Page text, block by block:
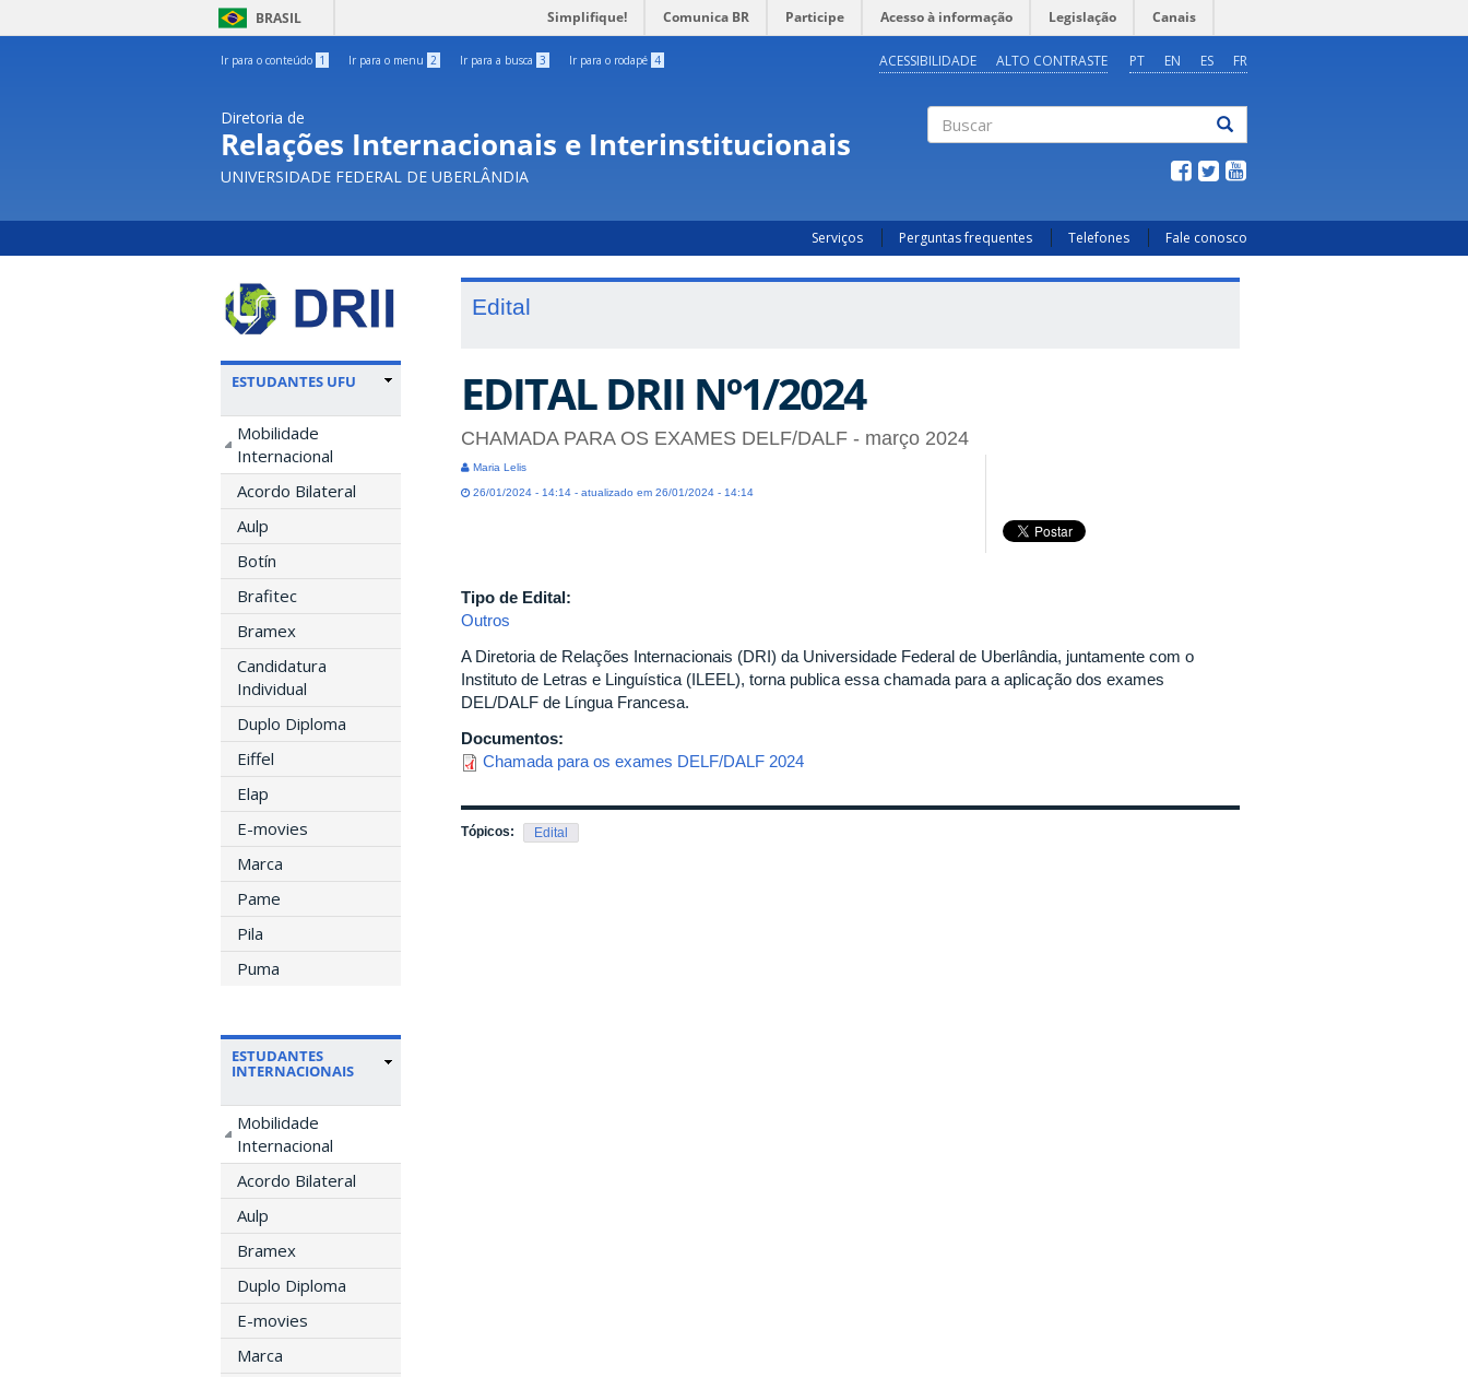
BRASIL Simplifique! Comunica BR Participe Acesso à informação Legislação Canais
Ir para o conteúdo 1 Ir para o menu 2 Ir para a busca 3 Ir para o rodapé 4 PT EN ES FR
ACESSIBILIDADE ALTO CONTRASTE
Diretoria de
Relações Internacionais e Interinstitucionais
UNIVERSIDADE FEDERAL DE UBERLÂNDIA
Serviços Perguntas frequentes Telefones Fale conosco
ESTUDANTES UFU
Mobilidade
Internacional
Acordo Bilateral
Aulp
Botín
Brafitec
Bramex
Candidatura
Individual
Duplo Diploma
Eiffel
Elap
E-movies
Marca
Pame
Pila
Puma
ESTUDANTES
INTERNACIONAIS
Mobilidade
Internacional
Acordo Bilateral
Aulp
Bramex
Duplo Diploma
E-movies
Marca
Edital
EDITAL DRII Nº1/2024
CHAMADA PARA OS EXAMES DELF/DALF - março 2024
Maria Lelis
26/01/2024 - 14:14 - atualizado em 26/01/2024 - 14:14
Tipo de Edital:
Outros
A Diretoria de Relações Internacionais (DRI) da Universidade Federal de Uberlândia, juntamente com o
Instituto de Letras e Linguística (ILEEL), torna publica essa chamada para a aplicação dos exames
DEL/DALF de Língua Francesa.
Documentos:
Chamada para os exames DELF/DALF 2024
Tópicos: Edital